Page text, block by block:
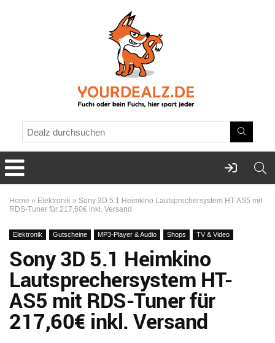
Home » Elektronik » Sony 3D 5.1 Heimkino Lautsprechersystem HT-AS5 mit
RDS-Tuner für 217,60€ inkl. Versand
Elektronik Gutscheine MP3-Player & Audio Shops TV & Video
Sony 3D 5.1 Heimkino
Lautsprechersystem HT-
AS5 mit RDS-Tuner für
217,60€ inkl. Versand